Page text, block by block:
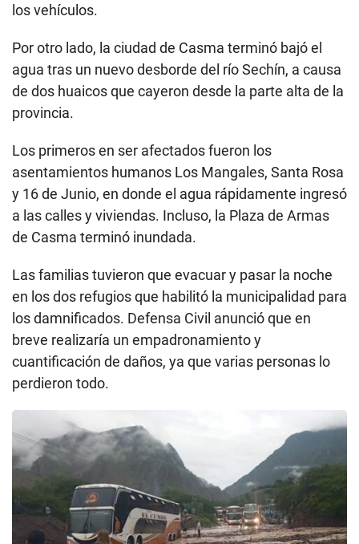
los vehículos.
Por otro lado, la ciudad de Casma terminó bajó el
agua tras un nuevo desborde del río Sechín, a causa
de dos huaicos que cayeron desde la parte alta de la
provincia.
Los primeros en ser afectados fueron los
asentamientos humanos Los Mangales, Santa Rosa
y 16 de Junio, en donde el agua rápidamente ingresó
a las calles y viviendas. Incluso, la Plaza de Armas
de Casma terminó inundada.
Las familias tuvieron que evacuar y pasar la noche
en los dos refugios que habilitó la municipalidad para
los damnificados. Defensa Civil anunció que en
breve realizaría un empadronamiento y
cuantificación de daños, ya que varias personas lo
perdieron todo.